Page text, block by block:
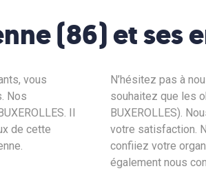
(86) et ses
vous
Nos
. Il
de cette
N’hésitez pas à
souhaitez que les
BUXEROLLES).
votre satisfaction.
confiiez votre
également nous